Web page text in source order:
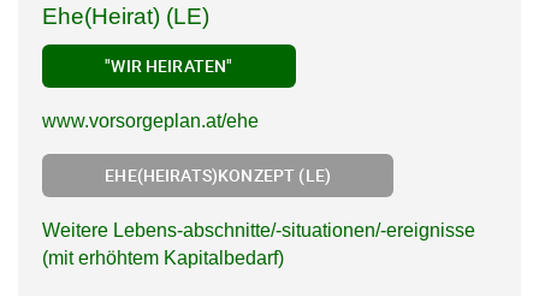
Ehe(Heirat) (LE)
"WIR HEIRATEN"
www.vorsorgeplan.at/ehe
EHE(HEIRATS)KONZEPT (LE)
Weitere Lebens-abschnitte/-situationen/-ereignisse
(mit erhöhtem Kapitalbedarf)